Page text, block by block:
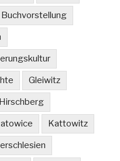
Buchvorstellung
Gleiwitz
Hirschberg
Kattowitz